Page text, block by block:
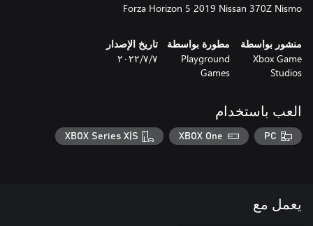
Forza Horizon 5 2019 Nissan 370Z Nismo
منشور بواسطة
Xbox Game
Studios
مطورة بواسطة
Playground
Games
تاريخ الإصدار
٧‏/٧‏/٢٠٢٢
العب باستخدام
PC
XBOX One
XBOX Series X|S
يعمل مع